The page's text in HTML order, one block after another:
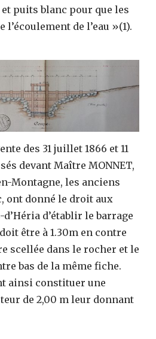
puits blanc pour que les
de l’eau »(1).
des 31 juillet 1866 et 11
devant Maître MONNET,
Montagne, les anciens
ont donné le droit aux
d’établir le barrage
être à 1.30m en contre
scellée dans le rocher et le
bas de la même fiche.
ainsi constituer une
de 2,00 m leur donnant